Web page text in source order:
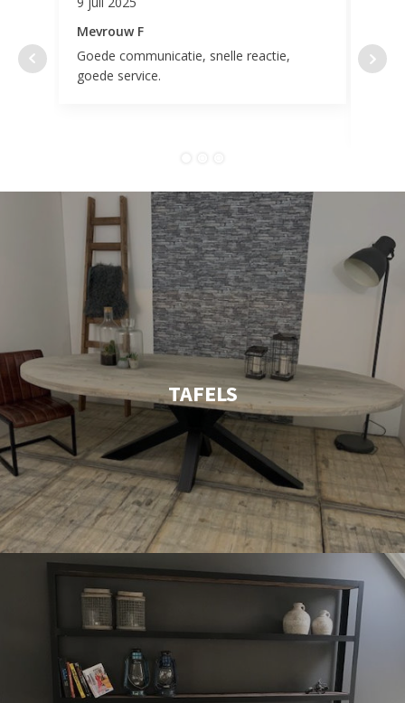
Mevrouw F
Goede communicatie, snelle reactie,
goede service.
door
TAFELS